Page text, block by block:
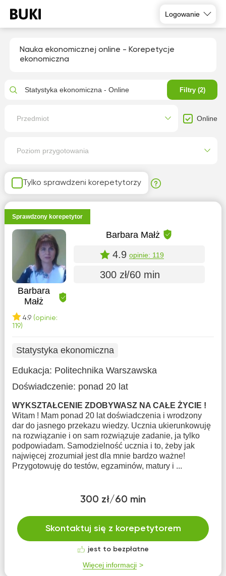
Logowanie
Nauka ekonomicznej online - Korepetycje
ekonomiczna
Tylko sprawdzeni korepetytorzy
Sprawdzony korepetytor
Barbara
Małż
4.9 (opinie:
119)
Barbara Małż
4.9 opinie: 119
300 zł/60 min
Statystyka ekonomiczna
Edukacja: Politechnika Warszawska
Doświadczenie: ponad 20 lat
WYKSZTAŁCENIE ZDOBYWASZ NA CAŁE ŻYCIE !
Witam ! Mam ponad 20 lat doświadczenia i wrodzony
dar do jasnego przekazu wiedzy. Ucznia ukierunkowuję
na rozwiązanie i on sam rozwiązuje zadanie, ja tylko
podpowiadam. Samodzielność ucznia i to, żeby jak
najwięcej zrozumiał jest dla mnie bardzo ważne!
Przygotowuję do testów, egzaminów, matury i ...
300 zł/60 min
Skontaktuj się z korepetytorem
jest to bezpłatne
Więcej informacji
Statystyka ekonomiczna - Online Filtry (2)
Przedmiot Online
Poziom przygotowania